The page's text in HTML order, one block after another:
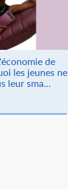
de
les jeunes ne
leur sma...